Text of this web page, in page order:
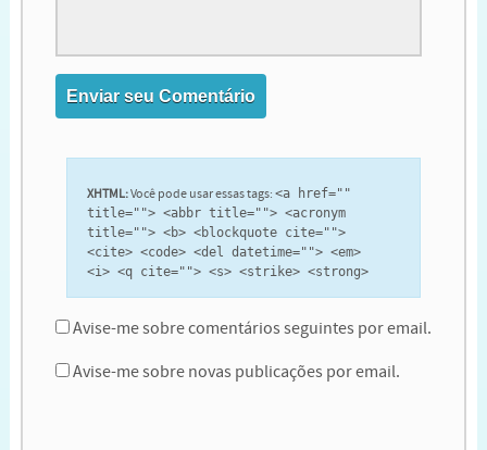
XHTML:Você pode usar essas tags: <a href=""
title=""> <abbr title=""> <acronym
title=""> <b> <blockquote cite="">
<cite> <code> <del datetime=""> <em>
<i> <q cite=""> <s> <strike> <strong>
Avise-me sobre comentários seguintes por email.
Avise-me sobre novas publicações por email.